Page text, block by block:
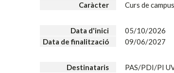
Caràcter Curs de campus
Data d'inici
05/10/2026
Data de finalització
09/06/2027
Destinataris
PAS/PDI/PI